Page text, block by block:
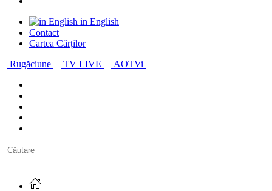
in English
Contact
Cartea Cărților
Rugăciune
TV LIVE AOTVi